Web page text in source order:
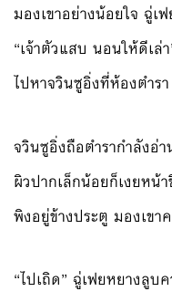
มองเขาอย่างน้อยใจ ฉู่
“เจ้าตัวแสบ นอนให้ดีเ
ไปหาจวินซูอิ่งที่ห้องตำรา
จวินซูอิ่งถือตำรากำลังอ่
ผิวปากเล็กน้อยก็เงยหน้
พิงอยู่ข้างประตู มองเข
“ไปเถิด” ฉู่เฟยหยางลูบ